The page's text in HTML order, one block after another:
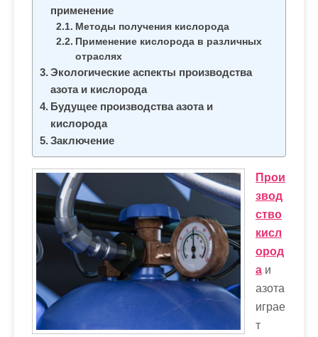
применение
Методы получения кислорода
Применение кислорода в различных
отраслях
Экологические аспекты производства
азота и кислорода
Будущее производства азота и
кислорода
Заключение
Прои
звод
ство
кисл
ород
а и
азота
играе
т